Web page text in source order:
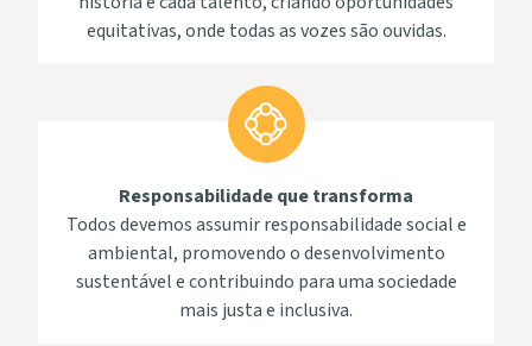
equitativas, onde todas as vozes são ouvidas.
Responsabilidade que transforma
Todos devemos assumir responsabilidade social e
ambiental, promovendo o desenvolvimento
sustentável e contribuindo para uma sociedade
mais justa e inclusiva.